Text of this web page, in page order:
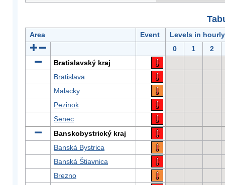
Area Event
Levels in
0
1
2
Bratislavský kraj
Bratislava
Malacky
Pezinok
Senec
Banskobystrický kraj
Banská Bystrica
Banská Štiavnica
Brezno